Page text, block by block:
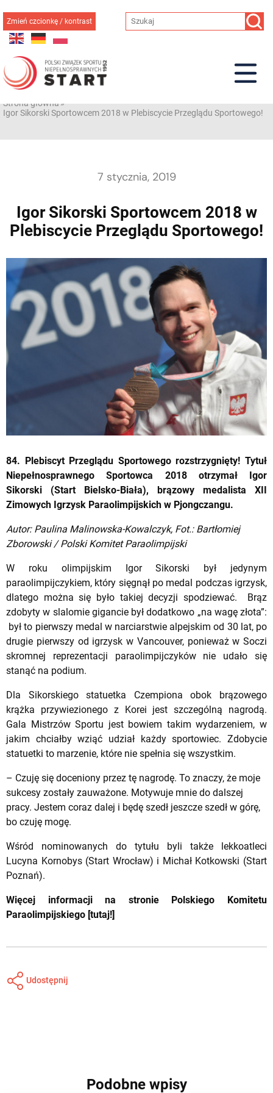
do
treści
Zmień czcionkę / kontrast
Strona główna»
Igor Sikorski Sportowcem 2018 w Plebiscycie Przeglądu Sportowego!
7 stycznia, 2019
Igor Sikorski Sportowcem 2018 w
Plebiscycie Przeglądu Sportowego!
84. Plebiscyt Przeglądu Sportowego rozstrzygnięty! Tytuł
Niepełnosprawnego Sportowca 2018 otrzymał Igor
Sikorski (Start Bielsko-Biała), brązowy medalista XII
Zimowych Igrzysk Paraolimpijskich w Pjongczangu.
Autor: Paulina Malinowska-Kowalczyk, Fot.: Bartłomiej
Zborowski / Polski Komitet Paraolimpijski
W roku olimpijskim Igor Sikorski był jedynym
paraolimpijczykiem, który sięgnął po medal podczas igrzysk,
dlatego można się było takiej decyzji spodziewać. Brąz
zdobyty w slalomie gigancie był dodatkowo „na wagę złota”:
był to pierwszy medal w narciarstwie alpejskim od 30 lat, po
drugie pierwszy od igrzysk w Vancouver, ponieważ w Soczi
skromnej reprezentacji paraolimpijczyków nie udało się
stanąć na podium.
Dla Sikorskiego statuetka Czempiona obok brązowego
krążka przywiezionego z Korei jest szczególną nagrodą.
Gala Mistrzów Sportu jest bowiem takim wydarzeniem, w
jakim chciałby wziąć udział każdy sportowiec. Zdobycie
statuetki to marzenie, które nie spełnia się wszystkim.
– Czuję się doceniony przez tę nagrodę. To znaczy, że moje
sukcesy zostały zauważone. Motywuje mnie do dalszej
pracy. Jestem coraz dalej i będę szedł jeszcze szedł w górę,
bo czuję mogę.
Wśród nominowanych do tytułu byli także lekkoatleci
Lucyna Kornobys (Start Wrocław) i Michał Kotkowski (Start
Poznań).
Więcej informacji na stronie Polskiego Komitetu
Paraolimpijskiego [tutaj!]
Udostępnij
Podobne wpisy